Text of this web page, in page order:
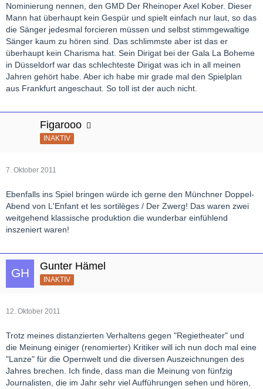
Nominierung nennen, den GMD Der Rheinoper Axel Kober. Dieser
Mann hat überhaupt kein Gespür und spielt einfach nur laut, so das
die Sänger jedesmal forcieren müssen und selbst stimmgewaltige
Sänger kaum zu hören sind. Das schlimmste aber ist das er
überhaupt kein Charisma hat. Sein Dirigat bei der Gala La Boheme
in Düsseldorf war das schlechteste Dirigat was ich in all meinen
Jahren gehört habe. Aber ich habe mir grade mal den Spielplan
aus Frankfurt angeschaut. So toll ist der auch nicht.
Figarooo
INAKTIV
7. Oktober 2011
Ebenfalls ins Spiel bringen würde ich gerne den Münchner Doppel-
Abend von L'Enfant et les sortilèges / Der Zwerg! Das waren zwei
weitgehend klassische produktion die wunderbar einfühlend
inszeniert waren!
Gunter Hämel
INAKTIV
12. Oktober 2011
Trotz meines distanzierten Verhaltens gegen "Regietheater" und
die Meinung einiger (renomierter) Kritiker will ich nun doch mal eine
"Lanze" für die Opernwelt und die diversen Auszeichnungen des
Jahres brechen. Ich finde, dass man die Meinung von fünfzig
Journalisten, die im Jahr sehr viel Aufführungen sehen und hören,